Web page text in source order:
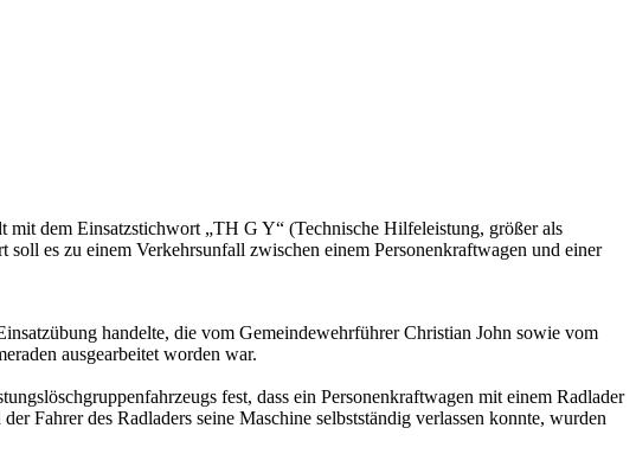
dem Einsatzstichwort „TH G Y“ (Technische Hilfeleistung, größer als
es zu einem Verkehrsunfall zwischen einem Personenkraftwagen und einer
handelte, die vom Gemeindewehrführer Christian John sowie vom
ausgearbeitet worden war.
fest, dass ein Personenkraftwagen mit einem Radlader
Fahrer des Radladers seine Maschine selbstständig verlassen konnte, wurden